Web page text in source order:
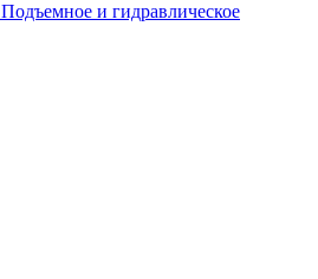
Подъемное и гидравлическое